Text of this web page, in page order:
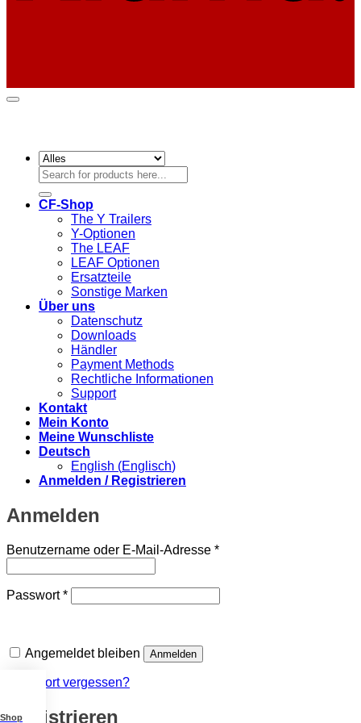
Suchen
nach:
CF-Shop
The Y Trailers
Y-Optionen
The LEAF
LEAF Optionen
Ersatzteile
Sonstige Marken
Über uns
Datenschutz
Downloads
Händler
Payment Methods
Rechtliche Informationen
Support
Kontakt
Mein Konto
Meine Wunschliste
Deutsch
English (Englisch)
Anmelden / Registrieren
Shop
Anmelden
Benutzername oder E-Mail-Adresse *Erforderlich
Passwort*Erforderlich
Angemeldet bleiben Anmelden
Passwort vergessen?
Registrieren